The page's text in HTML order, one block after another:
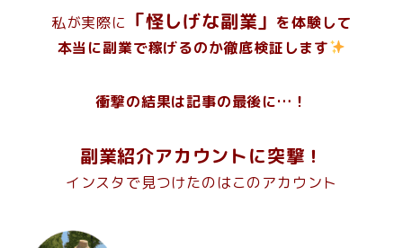
私が実際に 「怪しげな副業」 を体験して
本当に副業で稼げるのか徹底検証します
衝撃の結果は記事の最後に…！
副業紹介アカウントに突撃！
インスタで見つけたのはこのアカウント